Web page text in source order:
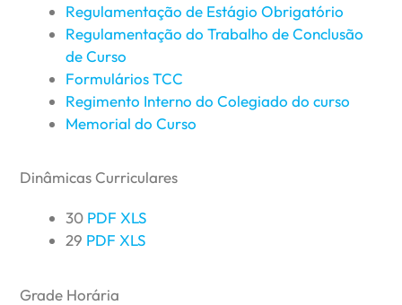
Regulamentação de Estágio Obrigatório
Regulamentação do Trabalho de Conclusão
de Curso
Formulários TCC
Regimento Interno do Colegiado do curso
Memorial do Curso
Dinâmicas Curriculares
30 PDF XLS
29 PDF XLS
Grade Horária